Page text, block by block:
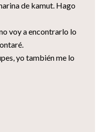
de kamut. Hago
voy a encontrarlo lo
yo también me lo